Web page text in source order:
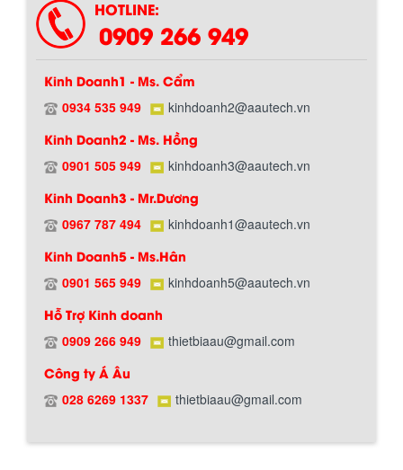
HOTLINE:
0909 266 949
Kinh Doanh1 - Ms. Cẩm
0934 535 949 kinhdoanh2@aautech.vn
Kinh Doanh2 - Ms. Hồng
0901 505 949 kinhdoanh3@aautech.vn
Kinh Doanh3 - Mr.Dương
0967 787 494 kinhdoanh1@aautech.vn
Kinh Doanh5 - Ms.Hân
0901 565 949 kinhdoanh5@aautech.vn
Hỗ Trợ Kinh doanh
0909 266 949 thietbiaau@gmail.com
Công ty Á Âu
028 6269 1337 thietbiaau@gmail.com
Hướng dẫn thanh toán mua hàng